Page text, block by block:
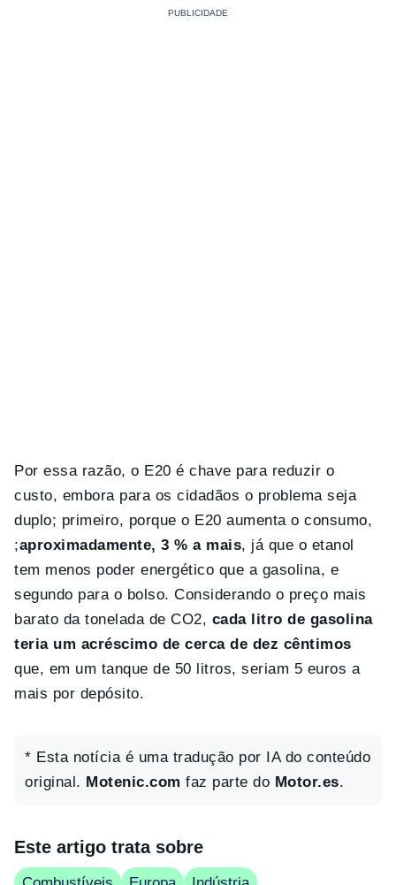
Por essa razão, o E20 é chave para reduzir o
custo, embora para os cidadãos o problema seja
duplo; primeiro, porque o E20 aumenta o consumo,
;aproximadamente, 3 % a mais, já que o etanol
tem menos poder energético que a gasolina, e
segundo para o bolso. Considerando o preço mais
barato da tonelada de CO2, cada litro de gasolina
teria um acréscimo de cerca de dez cêntimos
que, em um tanque de 50 litros, seriam 5 euros a
mais por depósito.
* Esta notícia é uma tradução por IA do conteúdo
original. Motenic.com faz parte do Motor.es.
Este artigo trata sobre